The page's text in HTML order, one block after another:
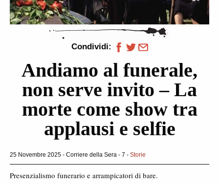
Condividi:
Andiamo al funerale,
non serve invito – La
morte come show tra
applausi e selfie
25 Novembre 2025 - Corriere della Sera - 7 - Storie
Presenzialismo funerario e arrampicatori di bare.